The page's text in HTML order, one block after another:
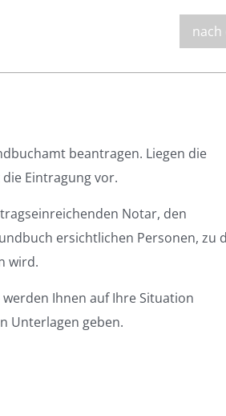
nach
beantragen. Liegen die
Eintragung vor.
Notar, den
ersichtlichen Personen, zu
wird.
Ihnen auf Ihre Situation
Unterlagen geben.